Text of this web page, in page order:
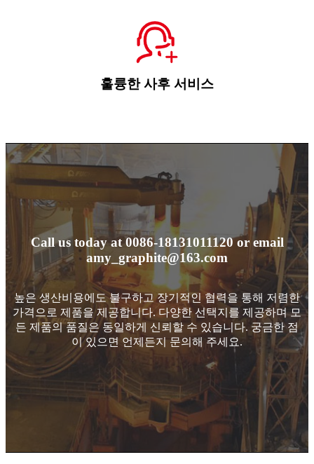
훌륭한 사후 서비스
Call us today at 0086-18131011120 or email
amy_graphite@163.com
높은 생산비용에도 불구하고 장기적인 협력을 통해 저렴한
가격으로 제품을 제공합니다. 다양한 선택지를 제공하며 모
든 제품의 품질은 동일하게 신뢰할 수 있습니다. 궁금한 점
이 있으면 언제든지 문의해 주세요.